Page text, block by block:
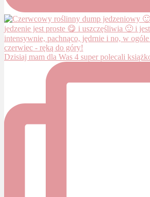
Dzisiaj mam dla Was 4 super polecali